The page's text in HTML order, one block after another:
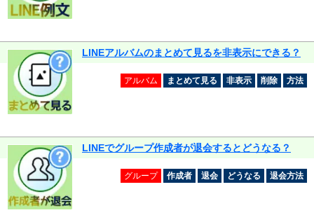
LINEアルバムのまとめて見るを非表示にできる？
アルバム まとめて見る 非表示 削除 方法
LINEでグループ作成者が退会するとどうなる？
グループ 作成者 退会 どうなる 退会方法